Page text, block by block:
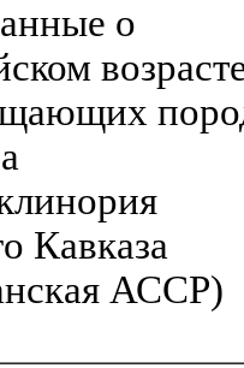
о
Кавказа
АССР)